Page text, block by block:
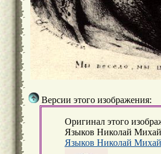
Версии этого изображения:
Оригинал этого
Языков Николай
Языков Николай